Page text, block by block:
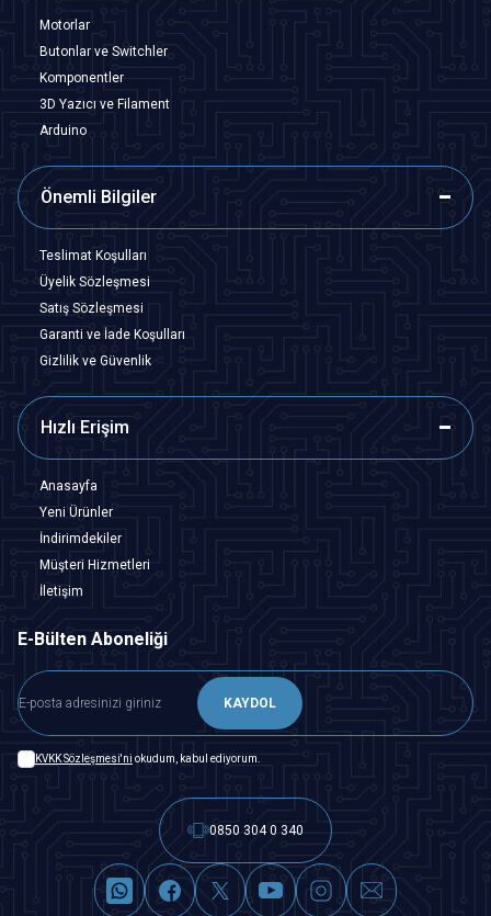
Motorlar
Butonlar ve Switchler
Komponentler
3D Yazıcı ve Filament
Arduino
Önemli Bilgiler
Teslimat Koşulları
Üyelik Sözleşmesi
Satış Sözleşmesi
Garanti ve İade Koşulları
Gizlilik ve Güvenlik
Hızlı Erişim
Anasayfa
Yeni Ürünler
İndirimdekiler
Müşteri Hizmetleri
İletişim
E-Bülten Aboneliği
KAYDOL
KVKK Sözleşmesi'ni okudum, kabul ediyorum.
0850 304 0 340